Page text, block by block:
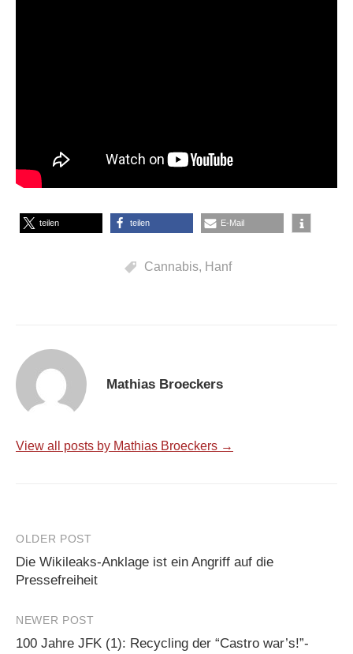
teilen teilen E-Mail
Cannabis, Hanf
Mathias Broeckers
View all posts by Mathias Broeckers →
Post
navigation
OLDER POST
Die Wikileaks-Anklage ist ein Angriff auf die
Pressefreiheit
NEWER POST
100 Jahre JFK (1): Recycling der “Castro war’s!”-